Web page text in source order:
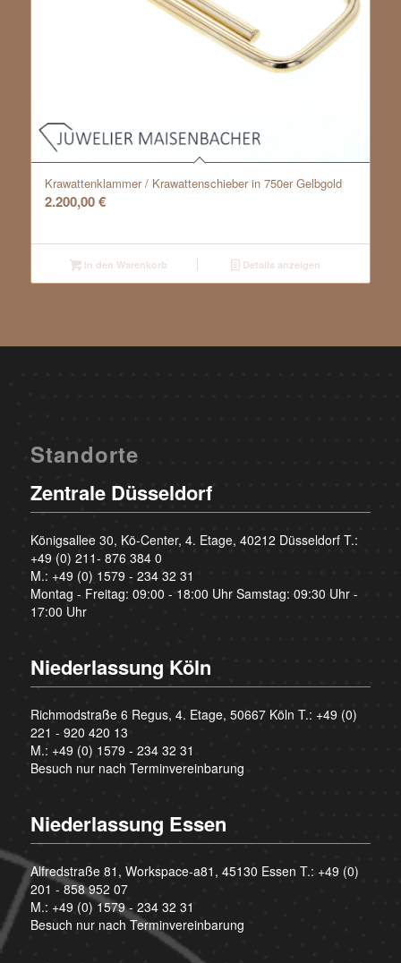
Krawattenklammer / Krawattenschieber in 750er Gelbgold
2.200,00€
In den Warenkorb Details anzeigen
Standorte
Zentrale Düsseldorf
Königsallee 30, Kö-Center, 4. Etage, 40212 Düsseldorf T.:
+49 (0) 211- 876 384 0
M.: +49 (0) 1579 - 234 32 31
Montag - Freitag: 09:00 - 18:00 Uhr Samstag: 09:30 Uhr -
17:00 Uhr
Niederlassung Köln
Richmodstraße 6 Regus, 4. Etage, 50667 Köln T.: +49 (0)
221 - 920 420 13
M.: +49 (0) 1579 - 234 32 31
Besuch nur nach Terminvereinbarung
Niederlassung Essen
Alfredstraße 81, Workspace-a81, 45130 Essen T.: +49 (0)
201 - 858 952 07
M.: +49 (0) 1579 - 234 32 31
Besuch nur nach Terminvereinbarung